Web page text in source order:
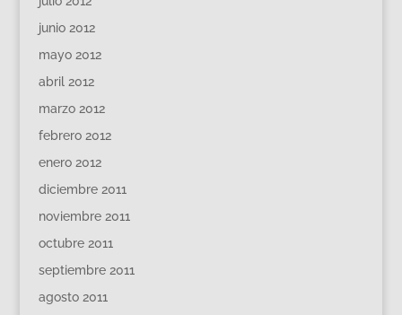
junio 2012
mayo 2012
abril 2012
marzo 2012
febrero 2012
enero 2012
diciembre 2011
noviembre 2011
octubre 2011
septiembre 2011
agosto 2011